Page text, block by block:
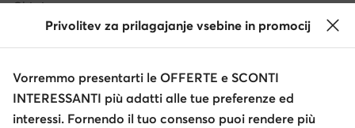
Chi siamo
Informazioni
Privolitev za prilagajanje vsebine in promocij
Vorremmo presentarti le OFFERTE e SCONTI
INTERESSANTI più adatti alle tue preferenze ed
interessi. Fornendo il tuo consenso puoi rendere più